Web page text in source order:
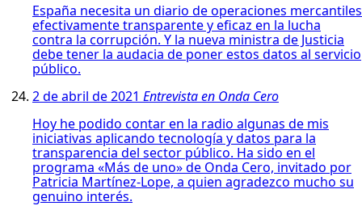
España necesita un diario de operaciones mercantiles
efectivamente transparente y eficaz en la lucha
contra la corrupción. Y la nueva ministra de Justicia
debe tener la audacia de poner estos datos al servicio
público.
2 de abril de 2021 Entrevista en Onda Cero
Hoy he podido contar en la radio algunas de mis
iniciativas aplicando tecnología y datos para la
transparencia del sector público. Ha sido en el
programa «Más de uno» de Onda Cero, invitado por
Patricia Martínez-Lope, a quien agradezco mucho su
genuino interés.